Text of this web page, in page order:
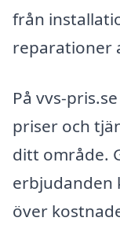
från
reparationer
På vvs-
priser och
ditt område.
erbjudanden
över